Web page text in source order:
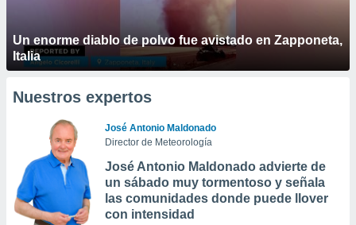
Un enorme diablo de polvo fue avistado en Zapponeta,
Italia
Nuestros expertos
José Antonio Maldonado
Director de Meteorología
José Antonio Maldonado advierte de
un sábado muy tormentoso y señala
las comunidades donde puede llover
con intensidad